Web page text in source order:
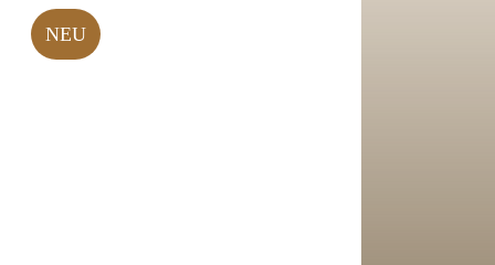
NEU